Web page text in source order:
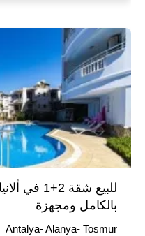
للبيع شقة
بالكامل ومجهزة
Antalya- Alanya- Tosmur